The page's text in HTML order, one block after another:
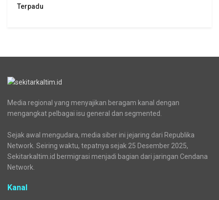
Terpadu
Media regional yang menyajikan beragam kanal dengan
mengangkat pelbagai isu general dan segmented.
Sejak awal mengudara, media siber ini jejaring dari Republika
Network. Seiring waktu, tepatnya sejak 25 Desember 2025,
Sekitarkaltim.id bermigrasi menjadi bagian dari jaringan Cendana
Network.
Kanal